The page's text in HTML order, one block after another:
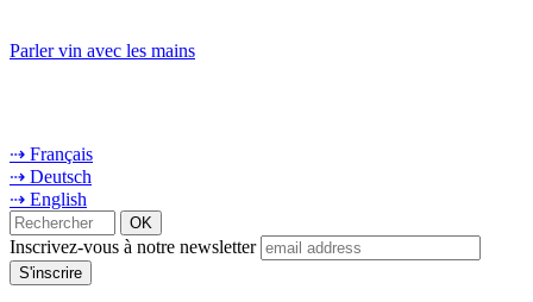
Parler vin avec les mains
⇢ Français
⇢ Deutsch
⇢ English
Inscrivez-vous à notre newsletter